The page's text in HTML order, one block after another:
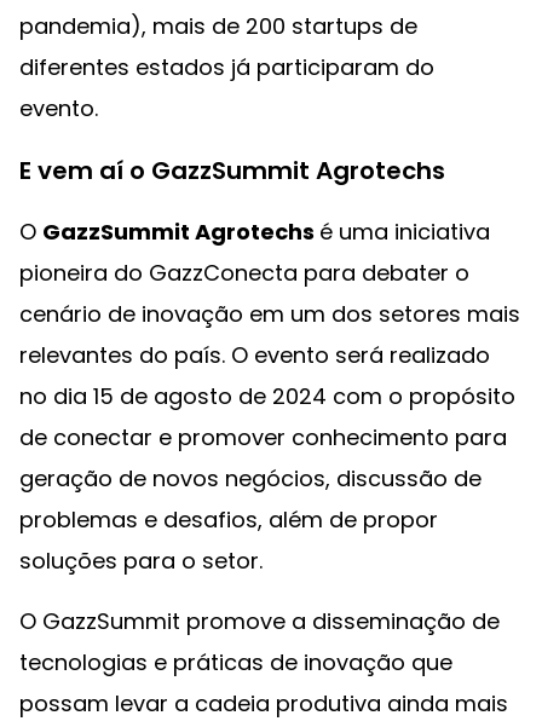
pandemia), mais de 200 startups de
diferentes estados já participaram do
evento.
E vem aí o GazzSummit Agrotechs
O GazzSummit Agrotechs é uma iniciativa
pioneira do GazzConecta para debater o
cenário de inovação em um dos setores mais
relevantes do país. O evento será realizado
no dia 15 de agosto de 2024 com o propósito
de conectar e promover conhecimento para
geração de novos negócios, discussão de
problemas e desafios, além de propor
soluções para o setor.
O GazzSummit promove a disseminação de
tecnologias e práticas de inovação que
possam levar a cadeia produtiva ainda mais